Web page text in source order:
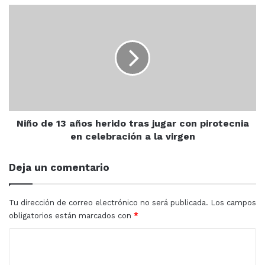
corresponde a todos en general.
municipales, militares navales, educativas, de salud y
padres de familia quienes realizaron honores a la
bandera y entonaron el himno nacional.
pirotecnia
en
virgen
Niño de 13 años herido tras jugar con pirotecnia
en celebración a la virgen
Deja un comentario
Tu dirección de correo electrónico no será publicada. Los campos
obligatorios están marcados con *